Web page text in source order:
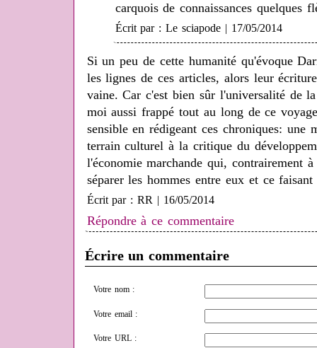
carquois de connaissances quelques
Écrit par : Le sciapode | 17/05/2014
Si un peu de cette humanité qu'évoque
les lignes de ces articles, alors leur
vaine. Car c'est bien sûr l'universalité de
moi aussi frappé tout au long de ce
sensible en rédigeant ces chroniques: une
terrain culturel à la critique du
l'économie marchande qui, contrairement
séparer les hommes entre eux et ce
Écrit par : RR | 16/05/2014
Répondre à ce commentaire
Écrire un commentaire
Votre nom :
Votre email :
Votre URL :